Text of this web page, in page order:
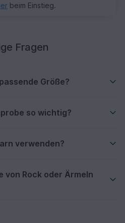
beim Einstieg.
Fragen
Größe?
so wichtig?
verwenden?
von Rock oder Ärmeln